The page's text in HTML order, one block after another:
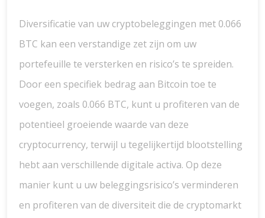
Diversificatie van uw cryptobeleggingen met 0.066
BTC kan een verstandige zet zijn om uw
portefeuille te versterken en risico’s te spreiden.
Door een specifiek bedrag aan Bitcoin toe te
voegen, zoals 0.066 BTC, kunt u profiteren van de
potentieel groeiende waarde van deze
cryptocurrency, terwijl u tegelijkertijd blootstelling
hebt aan verschillende digitale activa. Op deze
manier kunt u uw beleggingsrisico’s verminderen
en profiteren van de diversiteit die de cryptomarkt